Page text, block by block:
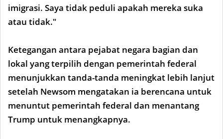
imigrasi. Saya tidak peduli apakah mereka suka
atau tidak."
Ketegangan antara pejabat negara bagian dan
lokal yang terpilih dengan pemerintah federal
menunjukkan tanda-tanda meningkat lebih lanjut
setelah Newsom mengatakan ia berencana untuk
menuntut pemerintah federal dan menantang
Trump untuk menangkapnya.